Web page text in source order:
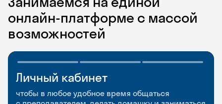
онлайн-платформе с массой
возможностей
Личный кабинет
чтобы в любое удобное время общаться
Мобильное
приложение
Разговорные клубы
и Talks